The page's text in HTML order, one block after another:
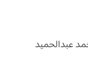
عبدالحميد